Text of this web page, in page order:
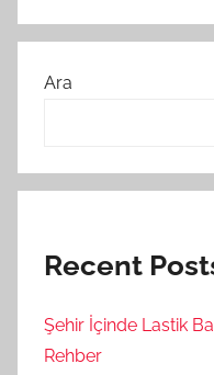
Ara
Recent
Şehir İçinde Lastik
Rehber